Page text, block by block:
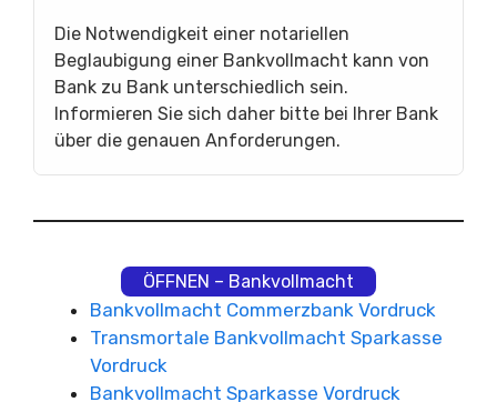
Die Notwendigkeit einer notariellen
Beglaubigung einer Bankvollmacht kann von
Bank zu Bank unterschiedlich sein.
Informieren Sie sich daher bitte bei Ihrer Bank
über die genauen Anforderungen.
ÖFFNEN – Bankvollmacht
Bankvollmacht Commerzbank Vordruck
Transmortale Bankvollmacht Sparkasse
Vordruck
Bankvollmacht Sparkasse Vordruck